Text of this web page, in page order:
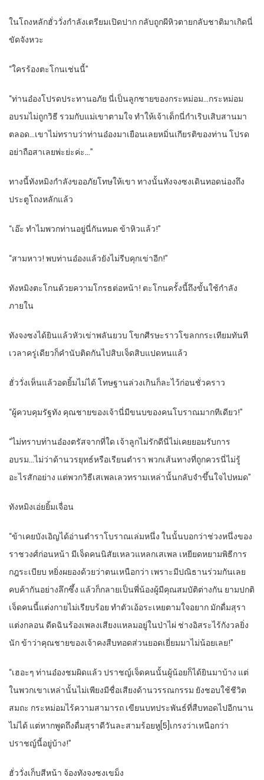
ในโถงหลักฮั่ววั่งกำลังเตรียมเปิดปาก กลับถูกผีหิวตายกลับชาติมาเกิดนี่
ขัดจังหวะ
“ใครร้องตะโกนเช่นนี้”
“ท่านอ๋องโปรดประทานอภัย นี่เป็นลูกชายของกระหม่อม…กระหม่อม
อบรมไม่ถูกวิธี รวมกับแม่เขาตามใจ ทำให้เจ้าเด็กนี่กำเริบเสิบสานมา
ตลอด…เขาไม่ทราบว่าท่านอ๋องมาเยือนเลยหมิ่นเกียรติของท่าน โปรด
อย่าถือสาเลยพ่ะย่ะค่ะ…”
ทางนี้ทังหมิงกำลังขออภัยโทษให้เขา ทางนั้นทังจงซงเดินทอดน่องถึง
ประตูโถงหลักแล้ว
“เอ๊ะ ทำไมพวกท่านอยู่นี่กันหมด ข้าหิวแล้ว!”
“สามหาว! พบท่านอ๋องแล้วยังไม่รีบคุกเข่าอีก!”
ทังหมิงตะโกนด้วยความโกรธต่อหน้า! ตะโกนครั้งนี้ถึงขั้นใช้กำลัง
ภายใน
ทังจงซงได้ยินแล้วหัวเข่าพลันยวบ โขกศีรษะราวโขลกกระเทียมทันที
เวลาครู่เดียวก็คำนับติดกันไปสิบเจ็ดสิบแปดหนแล้ว
ฮั่ววั่งเห็นแล้วอดยิ้มไม่ได้ โทษฐานล่วงเกินก็ละไว้ก่อนชั่วคราว
“ผู้ควบคุมรัฐทัง คุณชายของเจ้านี่มีขนบของคนโบราณมากทีเดียว!”
“ไม่ทราบท่านอ๋องตรัสจากที่ใด เจ้าลูกไม่รักดีนี่ไม่เคยยอมรับการ
อบรม…ไม่ว่าด้านวรยุทธ์หรือเรียนตำรา พวกเส้นทางที่ถูกควรนี่ไม่รู้
อะไรสักอย่าง แต่พวกวิธีเสเพลเลวทรามเหล่านั้นกลับจำขึ้นใจไปหมด”
ทังหมิงเอ่ยยิ้มเจื่อน
“ข้าเคยบังเอิญได้อ่านตำราโบราณเล่มหนึ่ง ในนั้นบอกว่าช่วงหนึ่งของ
ราชวงศ์ก่อนหน้า มีเจ็ดคนนิสัยเหลวแหลกเสเพล เหยียดหยามพิธีการ
กฎระเบียบ หยิ่งผยองด้วยว่าตนเหนือกว่า เพราะมีปณิธานร่วมกันเลย
คบค้ากันอย่างลึกซึ้ง แล้วก็กลายเป็นพี่น้องผู้มีคุณสมบัติต่างกัน ยามปกติ
เจ็ดคนนี้แต่งกายไม่เรียบร้อย ทำตัวเอ้อระเหยตามใจอยาก มักดื่มสุรา
แต่งกลอน ดีดฉินร้องเพลงเสียงแหลมอยู่ในป่าไผ่ ช่างอิสระไร้กังวลยิ่ง
นัก ข้าว่าคุณชายของเจ้าคงสืบทอดส่วนยอดเยี่ยมมาไม่น้อยเลย!”
“เฮอะๆ ท่านอ๋องชมผิดแล้ว ปราชญ์เจ็ดคนนั้นผู้น้อยก็ได้ยินมาบ้าง แต่
ในพวกเขาเหล่านั้นไม่เพียงมีชื่อเสียงด้านวรรณกรรม ยังชอบใช้ชีวิต
สมถะ กระหม่อมไร้ความสามารถ เขียนบทประพันธ์ที่สืบทอดไปอีกนาน
ไม่ได้ แต่หากพูดถึงดื่มสุราดีวันละสามร้อยหู[5]เกรงว่าเหนือกว่า
ปราชญ์นี้อยู่บ้าง!”
ฮั่ววั่งเก็บสีหน้า จ้องทังจงซงเขม็ง